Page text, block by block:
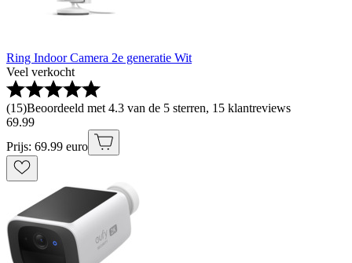
Ring Indoor Camera 2e generatie Wit
Veel verkocht
(15)Beoordeeld met 4.3 van de 5 sterren, 15 klantreviews
69.99
Prijs: 69.99 euro